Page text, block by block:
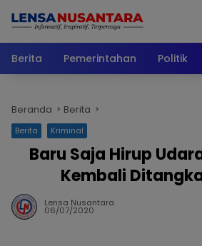
Berita
Pemerintahan Politik
Beranda Berita
Berita Kriminal
Baru Saja Hirup
Kembali
Lensa Nusantara
06/07/2020